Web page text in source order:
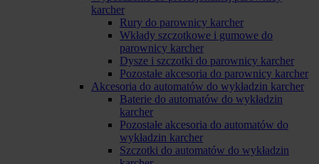
karcher
Rury do parownicy karcher
Wkłady szczotkowe i gumowe do
parownicy karcher
Dysze i szczotki do parownicy karcher
Pozostałe akcesoria do parownicy karcher
Akcesoria do automatów do wykładzin karcher
Baterie do automatów do wykładzin
karcher
Pozostałe akcesoria do automatów do
wykładzin karcher
Szczotki do automatów do wykładzin